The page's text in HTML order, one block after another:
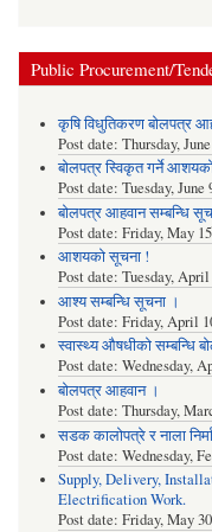
Public Procurement/
कृषि विधुतिकरण बोलपत्र
Post date: Thursday,
बोलपत्र स्विकृत गर्ने
Post date: Tuesday, June
बोलपत्र आहवान सम्बन्धि
Post date: Friday, May
आशयको सूचना !
Post date: Tuesday,
आश्य सम्बन्धि सूचना ।
Post date: Friday, April
स्वास्थ्य औषधीको सम्बन्धि
Post date: Wednesday,
बोलपत्र आहवान ।
Post date: Thursday,
सडक कालोपत्रे र नाला
Post date: Wednesday,
Supply, Delivery,
Electrification Work.
Post date: Friday, May